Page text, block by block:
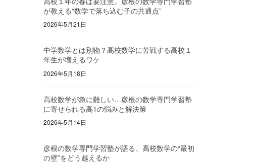
が教える“数学で落ち込む子の共通点”
2026年5月21日
中学数学とは別物？高校数学に苦戦する高校１
年生が増えるワケ
2026年5月18日
高校数学が急に難しい…彦根の数学専門学習塾
に寄せられる高1の悩みと解決策
2026年5月14日
彦根の数学専門学習塾が語る、高校数学の“最初
の壁”をどう越えるか